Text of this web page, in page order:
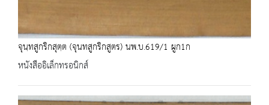
จุนฺทสูกริกสุตฺต (จุนทสูกริกสูตร) นพ.บ.619/1 ผูก1ก
หนังสืออิเล็กทรอนิกส์